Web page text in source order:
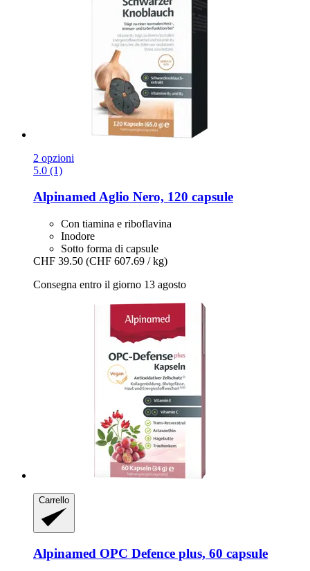
2 opzioni
5.0 (1)
AlpinamedAglio Nero, 120 capsule
Con tiamina e riboflavina
Inodore
Sotto forma di capsule
CHF 39.50 (CHF 607.69 / kg)
Consegna entro il giorno 13 agosto
Carrello
Alpinamed OPC Defence plus, 60 capsule